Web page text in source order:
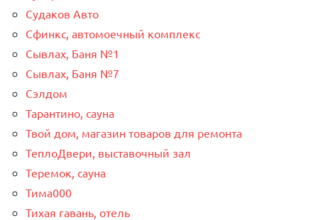
Судаков Авто
Сфинкс, автомоечный комплекс
Сывлах, Баня №1
Сывлах, Баня №7
Сэлдом
Тарантино, сауна
Твой дом, магазин товаров для ремонта
ТеплоДвери, выставочный зал
Теремок, сауна
Тима000
Тихая гавань, отель